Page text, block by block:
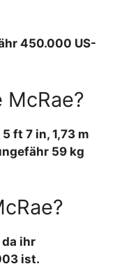
450.000 US-
ft 7 in, 1,73 m
59 kg
da ihr
ist.